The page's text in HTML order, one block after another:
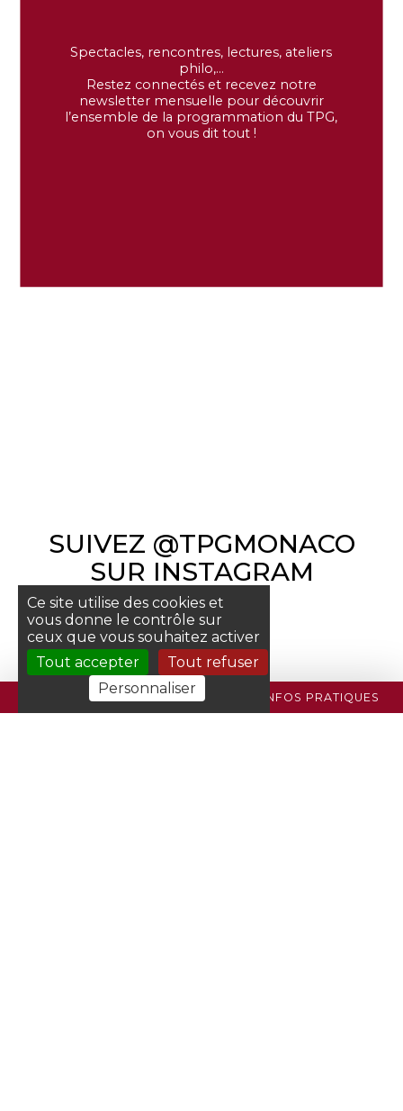
Spectacles, rencontres, lectures, ateliers
philo,…
Restez connectés et recevez notre
newsletter mensuelle pour découvrir
l’ensemble de la programmation du TPG,
on vous dit tout !
SUIVEZ @TPGMONACO
SUR INSTAGRAM
PROGRAMME BILLETTERIE INFOS PRATIQUES
Ce site utilise des cookies et
vous donne le contrôle sur
ceux que vous souhaitez activer
Tout accepter
Tout refuser
Personnaliser